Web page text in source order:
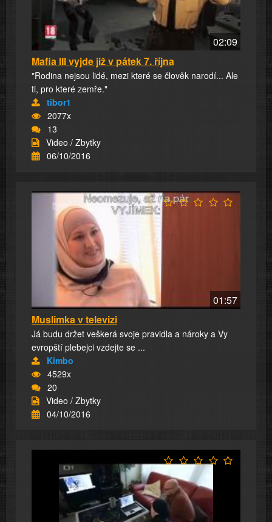
02:09
Mafia III vyjde již v pátek 7. října
"Rodina nejsou lidé, mezi které se člověk narodí... Ale
ti, pro které zemře."
tibor1
2077x
13
Video / Zbytky
06/10/2016
01:57
Muslimka v televizi
Já budu držet veškerá svoje pravidla a nároky a Vy
evropští plebejci vzdejte se ...
Kimbo
4529x
20
Video / Zbytky
04/10/2016